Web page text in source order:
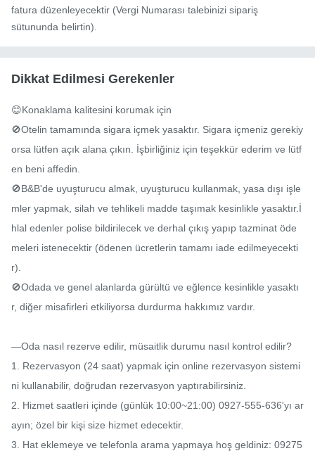
fatura düzenleyecektir (Vergi Numarası talebinizi sipariş
sütununda belirtin).
Dikkat Edilmesi Gerekenler
😊Konaklama kalitesini korumak için
🚫Otelin tamamında sigara içmek yasaktır. Sigara içmeniz gerekiy
orsa lütfen açık alana çıkın. İşbirliğiniz için teşekkür ederim ve lütf
en beni affedin.
🚫B&B'de uyuşturucu almak, uyuşturucu kullanmak, yasa dışı işle
mler yapmak, silah ve tehlikeli madde taşımak kesinlikle yasaktır.İ
hlal edenler polise bildirilecek ve derhal çıkış yapıp tazminat öde
meleri istenecektir (ödenen ücretlerin tamamı iade edilmeyecekti
r).
🚫Odada ve genel alanlarda gürültü ve eğlence kesinlikle yasaktı
r, diğer misafirleri etkiliyorsa durdurma hakkımız vardır.
—Oda nasıl rezerve edilir, müsaitlik durumu nasıl kontrol edilir?
1. Rezervasyon (24 saat) yapmak için online rezervasyon sistemi
ni kullanabilir, doğrudan rezervasyon yaptırabilirsiniz.
2. Hizmet saatleri içinde (günlük 10:00~21:00) 0927-555-636'yı ar
ayın; özel bir kişi size hizmet edecektir.
3. Hat eklemeye ve telefonla arama yapmaya hoş geldiniz: 09275